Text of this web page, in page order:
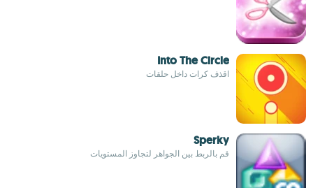
Into The Circle
اقذف كرات داخل حلقات
Sperky
قم بالربط بين الجواهر لتجاوز المستويات